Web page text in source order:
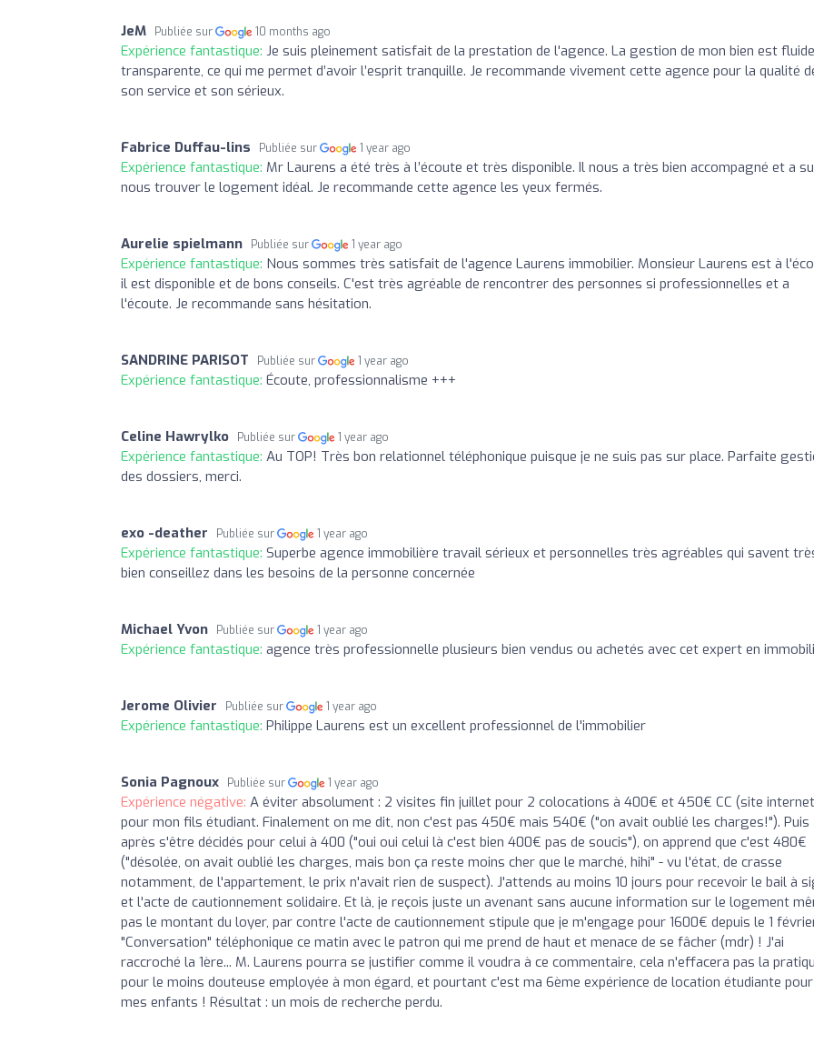
JeM Publiée sur 10 months ago
Expérience fantastique: Je suis pleinement satisfait de la prestation de l'agence. La gestion de mon bien est
transparente, ce qui me permet d’avoir l’esprit tranquille. Je recommande vivement cette agence pour la qualité
son service et son sérieux.
Fabrice Duffau-lins Publiée sur 1 year ago
Expérience fantastique: Mr Laurens a été très à l’écoute et très disponible. Il nous a très bien accompagné et a su
nous trouver le logement idéal. Je recommande cette agence les yeux fermés.
Aurelie spielmann Publiée sur 1 year ago
Expérience fantastique: Nous sommes très satisfait de l'agence Laurens immobilier. Monsieur Laurens est à
il est disponible et de bons conseils. C'est très agréable de rencontrer des personnes si professionnelles et a
l'écoute. Je recommande sans hésitation.
SANDRINE PARISOT Publiée sur 1 year ago
Expérience fantastique: Écoute, professionnalisme +++
Celine Hawrylko Publiée sur 1 year ago
Expérience fantastique: Au TOP! Très bon relationnel téléphonique puisque je ne suis pas sur place. Parfaite
des dossiers, merci.
exo -deather Publiée sur 1 year ago
Expérience fantastique: Superbe agence immobilière travail sérieux et personnelles très agréables qui savent
bien conseillez dans les besoins de la personne concernée
Michael Yvon Publiée sur 1 year ago
Expérience fantastique: agence très professionnelle plusieurs bien vendus ou achetés avec cet expert en
Jerome Olivier Publiée sur 1 year ago
Expérience fantastique: Philippe Laurens est un excellent professionnel de l'immobilier
Sonia Pagnoux Publiée sur 1 year ago
Expérience négative: A éviter absolument : 2 visites fin juillet pour 2 colocations à 400€ et 450€ CC (site
pour mon fils étudiant. Finalement on me dit, non c'est pas 450€ mais 540€ ("on avait oublié les charges!"). Puis
après s'être décidés pour celui à 400 ("oui oui celui là c'est bien 400€ pas de soucis"), on apprend que c'est 480€
("désolée, on avait oublié les charges, mais bon ça reste moins cher que le marché, hihi" - vu l'état, de crasse
notamment, de l'appartement, le prix n'avait rien de suspect). J'attends au moins 10 jours pour recevoir le bail à
et l'acte de cautionnement solidaire. Et là, je reçois juste un avenant sans aucune information sur le logement
pas le montant du loyer, par contre l'acte de cautionnement stipule que je m'engage pour 1600€ depuis le 1
"Conversation" téléphonique ce matin avec le patron qui me prend de haut et menace de se fâcher (mdr) ! J'ai
raccroché la 1ère... M. Laurens pourra se justifier comme il voudra à ce commentaire, cela n'effacera pas la
pour le moins douteuse employée à mon égard, et pourtant c'est ma 6ème expérience de location étudiante pour
mes enfants ! Résultat : un mois de recherche perdu.